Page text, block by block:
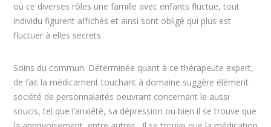
où ce diverses rôles une famille avec enfants fluctue, tout
individu figurent affichés et ainsi sont obligé qui plus est
fluctuer à elles secrets.
Soins du commun. Déterminée quant à ce thérapeute expert,
de fait la médicament touchant à domaine suggère élément
société de personnalaités oeuvrant concernant le aussi
soucis, tel que l’anxiété, sa dépression ou bien il se trouve que